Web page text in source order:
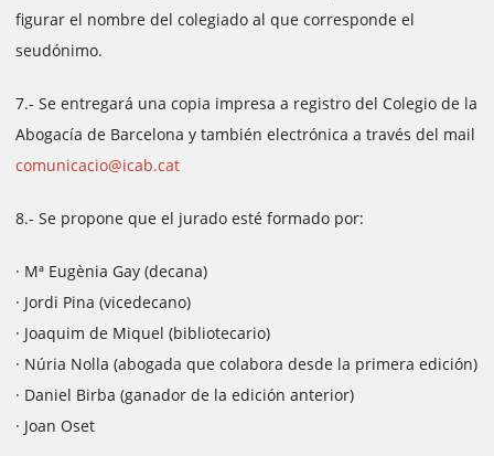
figurar el nombre del colegiado al que corresponde el
seudónimo.
7.- Se entregará una copia impresa a registro del Colegio de la
Abogacía de Barcelona y también electrónica a través del mail
comunicacio@icab.cat
8.- Se propone que el jurado esté formado por:
· Mª Eugènia Gay (decana)
· Jordi Pina (vicedecano)
· Joaquim de Miquel (bibliotecario)
· Núria Nolla (abogada que colabora desde la primera edición)
· Daniel Birba (ganador de la edición anterior)
· Joan Oset